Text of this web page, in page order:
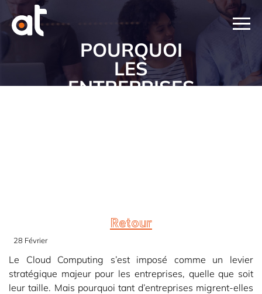
Retour
POURQUOI
LES
ENTREPRISES
28 Février
Le Cloud Computing s’est imposé comme un levier
stratégique majeur pour les entreprises, quelle que soit
leur taille. Mais pourquoi tant d’entreprises migrent-elles